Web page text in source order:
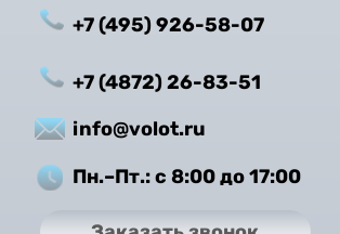
+7 (495) 926-58-07
+7 (4872) 26-83-51
info@volot.ru
Пн.–Пт.: с 8:00 до 17:00